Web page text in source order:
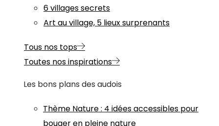
6 villages secrets
Art au village, 5 lieux surprenants
Tous nos tops
Toutes nos inspirations
Les bons plans des audois
Thème Nature: 4 idées accessibles pour
bouger en pleine nature